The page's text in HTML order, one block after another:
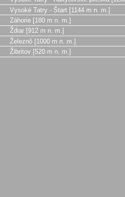
Vysoké Tatry - Štart [1144 m n. m.]
Záhorie [180 m n. m.]
Ždiar [912 m n. m.]
Železnô [1000 m n. m.]
Žibritov [520 m n. m.]